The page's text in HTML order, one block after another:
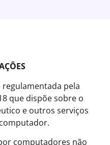
pela
que dispõe sobre o
e outros serviços
computadores não